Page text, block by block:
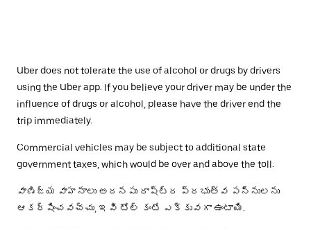
Uber does not tolerate the use of alcohol or drugs by drivers
using the Uber app. If you believe your driver may be under the
influence of drugs or alcohol, please have the driver end the
trip immediately.
Commercial vehicles may be subject to additional state
government taxes, which would be over and above the toll.
వాణిజ్య వాహనాలు అదనపు రాష్ట్ర ప్రభుత్వ పన్నులను
ఆకర్షించవచ్చు, ఇవి టోల్ కంటే ఎక్కువగా ఉంటాయి.